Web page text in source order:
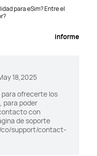
Aleación de titanio
Peso (sin correa)
para eSim? Entre el
informe
18,2025
ofrecerte los
para poder
con
de soporte
co/support/contact-